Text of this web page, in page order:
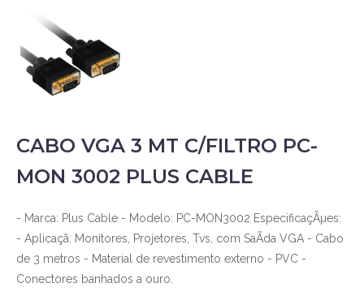
CABO VGA 3 MT C/FILTRO PC-
MON 3002 PLUS CABLE
- Marca: Plus Cable - Modelo: PC-MON3002 EspecificaçÃµes:
- Aplicaçã: Monitores, Projetores, Tvs, com SaÃ­da VGA - Cabo
de 3 metros - Material de revestimento externo - PVC -
Conectores banhados a ouro.